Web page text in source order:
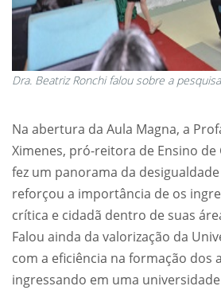
Dra. Beatriz Ronchi falou sobre a
Na abertura da Aula Magna, a
Ximenes, pró-reitora de Ensino de
fez um panorama da
reforçou a importância de os
crítica e cidadã dentro de suas
Falou ainda da valorização da
com a eficiência na formação dos
ingressando em uma